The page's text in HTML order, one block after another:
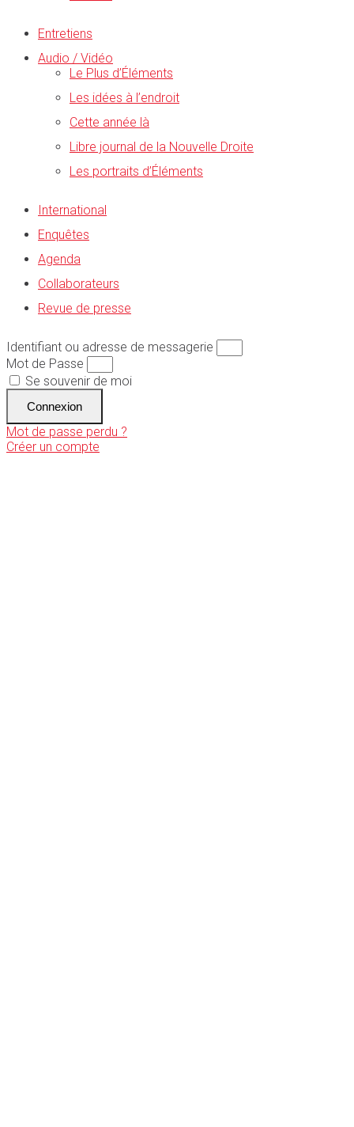
Entretiens
Audio / Vidéo
Le Plus d’Éléments
Les idées à l’endroit
Cette année là
Libre journal de la Nouvelle Droite
Les portraits d’Éléments
International
Enquêtes
Agenda
Collaborateurs
Revue de presse
Identifiant ou adresse de messagerie
Mot de Passe
Se souvenir de moi
Connexion
Mot de passe perdu ?
Créer un compte